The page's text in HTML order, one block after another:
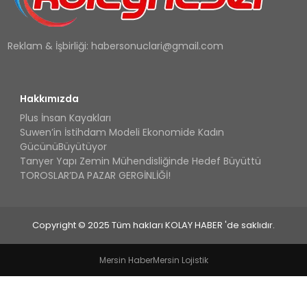
Reklam & İşbirliği: habersonuclari@gmail.com
Hakkımızda
Plus İnsan Kayakları
Suwen’in İstihdam Modeli Ekonomide Kadın
GücünüBüyütüyor
Tanyer Yapı Zemin Mühendisliğinde Hedef Büyüttü
TOROSLAR’DA PAZAR GERGİNLİĞİ!
Copyright © 2025 Tüm hakları KOLAY HABER 'de saklıdır.
Mersin HaberMersin Lojistik